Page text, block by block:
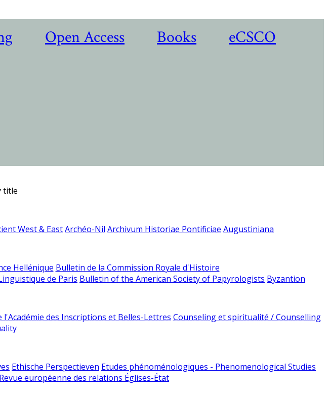
Open Access Books eCSCO
title
West & EastArchéo-Nil Archivum Historiae Pontificiae Augustiniana
Hellénique Bulletin de la Commission Royale d'Histoire
de Paris Bulletin of the American Society of Papyrologists Byzantion
l'Académie des Inscriptions et Belles-Lettres Counseling et spiritualité / Counselling
Ethische Perspectieven Etudes phénoménologiques - Phenomenological Studies
européenne des relations Églises-État